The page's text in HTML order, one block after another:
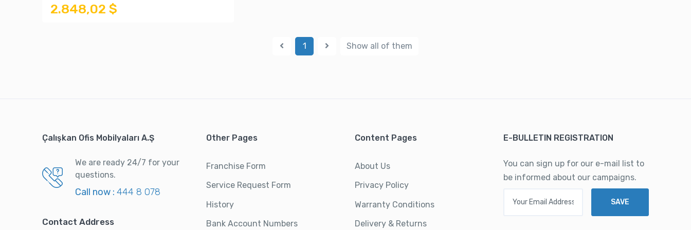
2.848,02 $
1 Show all of them
Çalışkan Ofis Mobilyaları A.Ş
We are ready 24/7 for your
questions.
Call now :444 8 078
Contact Address
Other Pages
Franchise Form
Service Request Form
History
Bank Account Numbers
Content Pages
About Us
Privacy Policy
Warranty Conditions
Delivery & Returns
E-BULLETIN REGISTRATION
You can sign up for our e-mail list to
be informed about our campaigns.
SAVE